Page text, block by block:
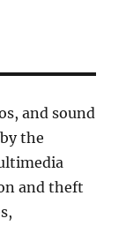
and sound
the
and theft